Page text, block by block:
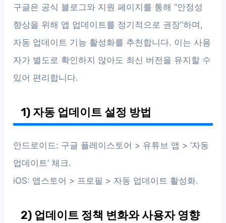
구글은 공식 블로그와 지원 페이지를 통해 “안정성
향상을 위해 앱 업데이트를 정기적으로 권장”하며,
자동 업데이트 기능 활성화를 추천합니다. 이는 사용
자가 별도로 확인하지 않아도 최신 버전을 유지할 수
있어 편리합니다.
1) 자동 업데이트 설정 방법
안드로이드: 구글 플레이스토어 > 유튜브 앱 > ‘자동
업데이트’ 체크.
iOS: 앱스토어 > 프로필 > 자동 업데이트 활성화.
2) 업데이트 정책 변화와 사용자 영향